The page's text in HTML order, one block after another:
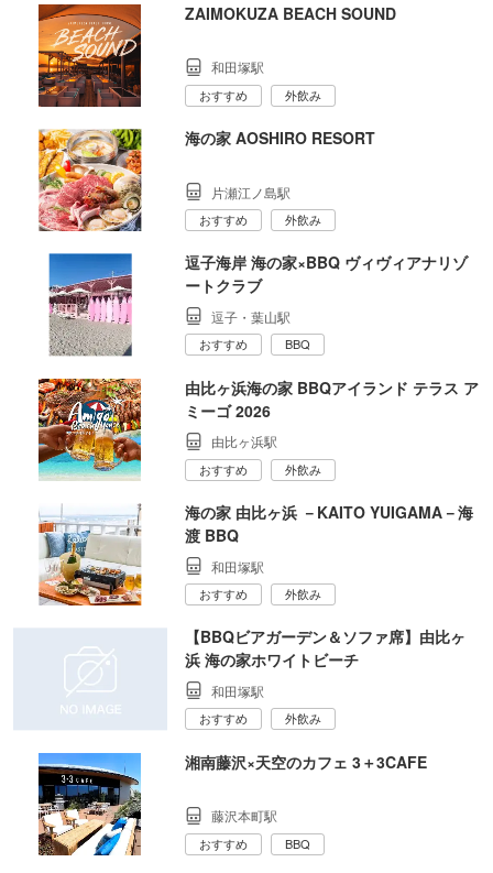
ZAIMOKUZA BEACH SOUND
和田塚駅
おすすめ 外飲み
海の家 AOSHIRO RESORT
片瀬江ノ島駅
おすすめ 外飲み
逗子海岸 海の家×BBQ ヴィヴィアナリゾ
ートクラブ
逗子・葉山駅
おすすめ BBQ
由比ヶ浜海の家 BBQアイランド テラス ア
ミーゴ 2026
由比ヶ浜駅
おすすめ 外飲み
海の家 由比ヶ浜 －KAITO YUIGAMA－海
渡 BBQ
和田塚駅
おすすめ 外飲み
【BBQビアガーデン＆ソファ席】由比ヶ
浜 海の家ホワイトビーチ
和田塚駅
おすすめ 外飲み
湘南藤沢×天空のカフェ 3＋3CAFE
藤沢本町駅
おすすめ BBQ